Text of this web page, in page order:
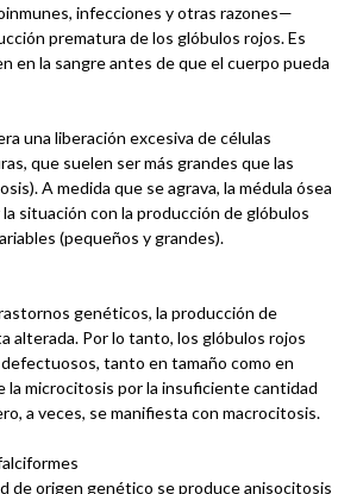
infecciones y otras razones—
prematura de los glóbulos rojos. Es
en la sangre antes de que el cuerpo pueda
una liberación excesiva de células
que suelen ser más grandes que las
A medida que se agrava, la médula ósea
situación con la producción de glóbulos
(pequeños y grandes).
genéticos, la producción de
alterada. Por lo tanto, los glóbulos rojos
tanto en tamaño como en
la microcitosis por la insuficiente cantidad
a veces, se manifiesta con macrocitosis.
de origen genético se produce anisocitosis